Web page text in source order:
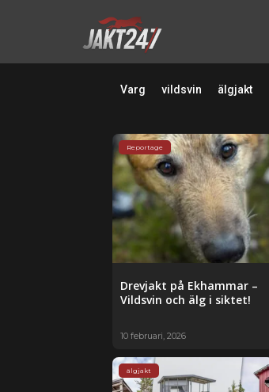
Varg vildsvin älgjakt
Reportage
Drevjakt på Ekhammar –
Vildsvin och älg i siktet!
10 februari, 2026
älgjakt